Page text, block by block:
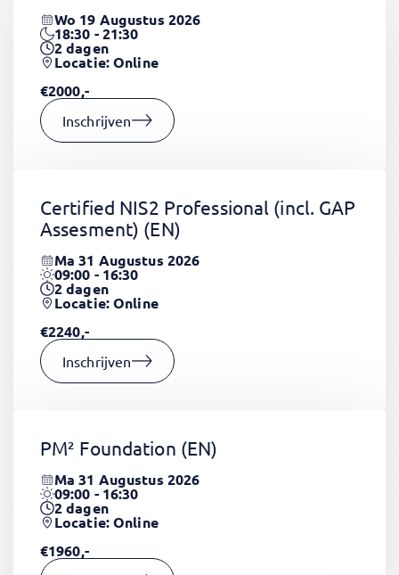
Wo 19 Augustus 2026
18:30 - 21:30
2dagen
Locatie: Online
€2000,-
Inschrijven
Certified NIS2 Professional (incl. GAP
Assesment) (EN)
Ma 31 Augustus 2026
09:00 - 16:30
2dagen
Locatie: Online
€2240,-
Inschrijven
PM² Foundation (EN)
Ma 31 Augustus 2026
09:00 - 16:30
2dagen
Locatie: Online
€1960,-